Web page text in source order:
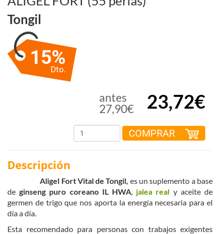
Tongil
15%
Dto.
antes
27,90€
23,72€
COMPRAR
Descripción
Aligel Fort Vital de Tongil, es un suplemento a base
deginseng puro coreano IL HWA, jalea real y aceite de
germen de trigo que nos aporta la energía necesaria para el
día a día.
Esta recomendado para personas con trabajos exigentes